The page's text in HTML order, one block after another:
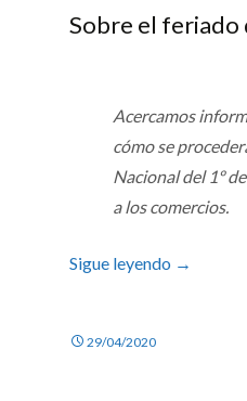
Sobre el feriado
Acercamos
cómo se
Nacional del 1º
a los comercios.
Sigue leyendo →
29/04/2020